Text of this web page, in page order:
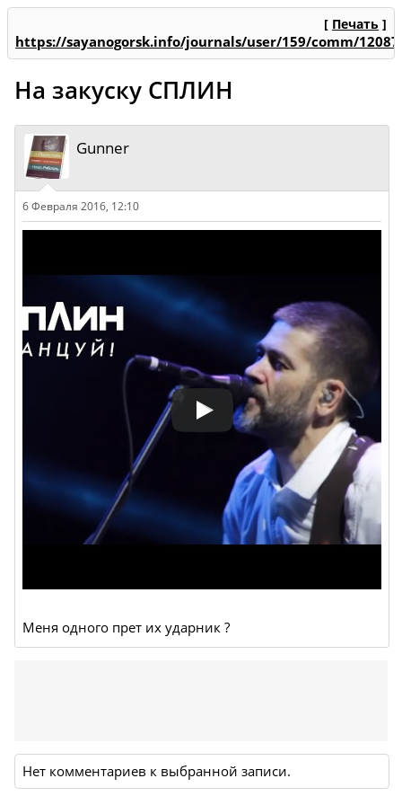
[ Печать ]
https://sayanogorsk.info/journals/user/159/comm/
На закуску СПЛИН
Gunner
6 Февраля 2016, 12:10
Меня одного прет их ударник ?
Нет комментариев к выбранной записи.